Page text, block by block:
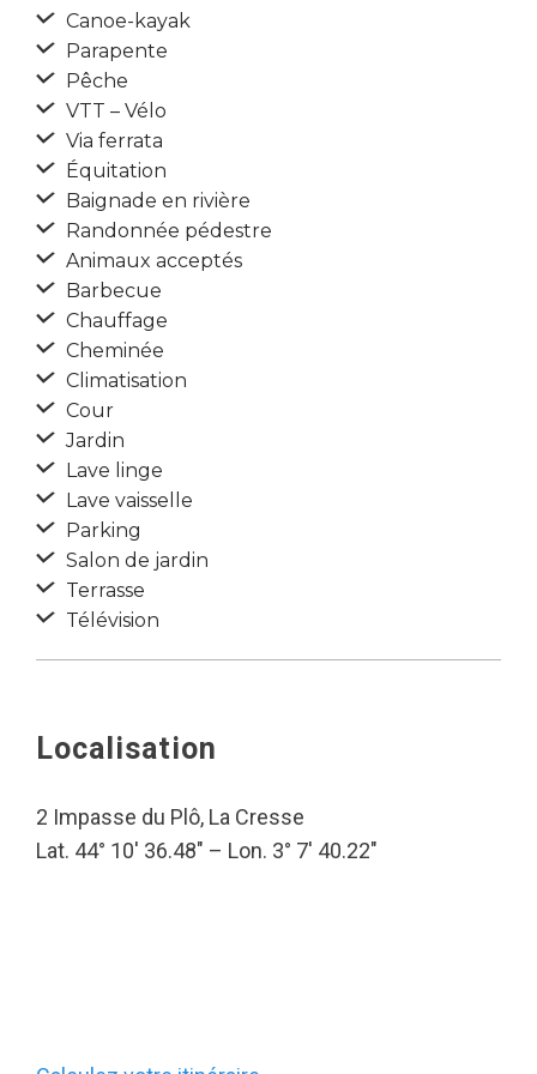
Canoe-kayak
Parapente
Pêche
VTT – Vélo
Via ferrata
Équitation
Baignade en rivière
Randonnée pédestre
Animaux acceptés
Barbecue
Chauffage
Cheminée
Climatisation
Cour
Jardin
Lave linge
Lave vaisselle
Parking
Salon de jardin
Terrasse
Télévision
Localisation
2 Impasse du Plô, La Cresse
Lat. 44° 10′ 36.48″ – Lon. 3° 7′ 40.22″